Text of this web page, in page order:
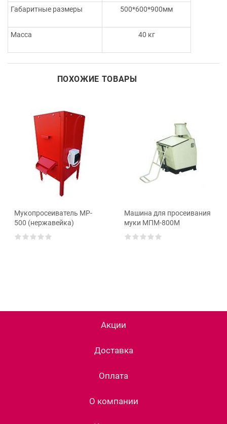
Габаритные размеры 500*600*900мм
Масса 40 кг
ПОХОЖИЕ ТОВАРЫ
Мукопросеиватель MP-
500 (нержавейка)
Машина для просеивания
муки МПМ-800М
Акции
Доставка
Оплата
О компании